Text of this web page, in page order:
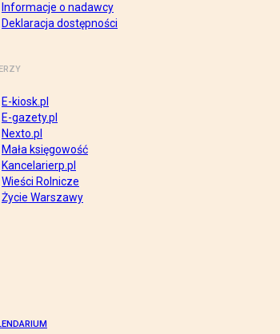
Informacje o nadawcy
Deklaracja dostępności
E-kiosk.pl
E-gazety.pl
Nexto.pl
Mała księgowość
Kancelarierp.pl
Wieści Rolnicze
Życie Warszawy